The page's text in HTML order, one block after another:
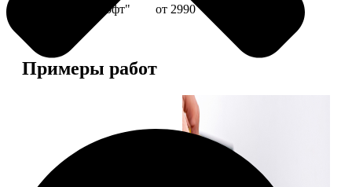
ФотоКниги "Софт"
от 2990
Примеры работ